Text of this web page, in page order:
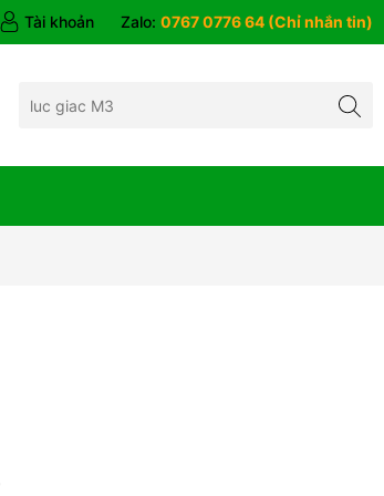
Tài khoản Zalo: 0767 0776 64 (Chỉ nhắn tin)